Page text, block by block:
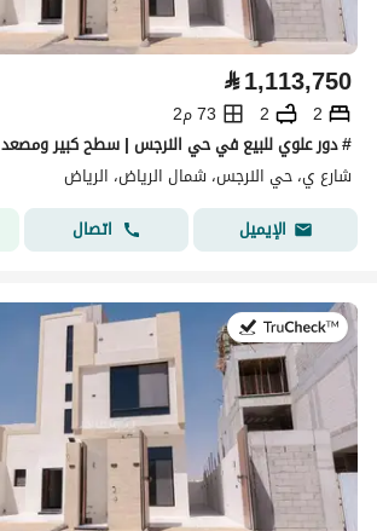
⃁1,113,750
2
2
73 م2
# دور علوي للبيع في حي النرجس | سطح كبير ومصعد
شارع ي، حي النرجس، شمال الرياض، الرياض
الإيميل
اتصال
في:28 يوليو 2026